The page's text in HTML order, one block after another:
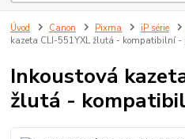
Úvod Canon Pixma iP série
kazeta CLI-551YXL žlutá - kompatibilní -
Inkoustová
žlutá -